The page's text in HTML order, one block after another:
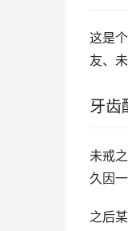
这是
友、
牙齿
未戒
久因
之后